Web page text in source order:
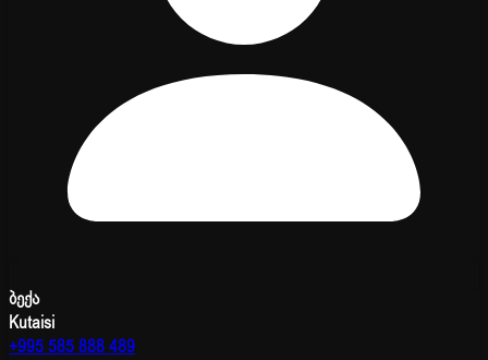
ბექა
Kutaisi
+995 585 888 489